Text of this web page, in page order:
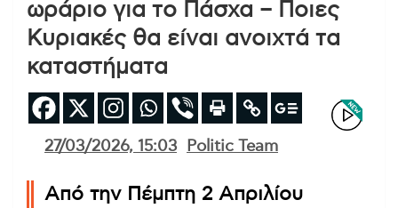
ωράριο για το Πάσχα – Ποιες
Κυριακές θα είναι ανοιχτά τα
καταστήματα
27/03/2026, 15:03 Politic Team
Από την Πέμπτη 2 Απριλίου